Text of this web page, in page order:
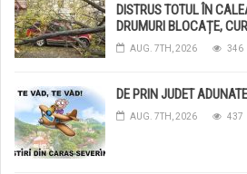
DISTRUS TOTUL ÎN
DRUMURI BLOCAȚE,
DISTRUSE DE GRINDINĂ!
AUG. 7TH, 2026 346
DE PRIN JUDET ADUNATE
AUG. 7TH, 2026 437